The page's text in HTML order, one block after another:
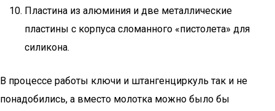
Пластина из алюминия и две металлические
пластины с корпуса сломанного «пистолета» для
силикона.
В процессе работы ключи и штангенциркуль так и не
понадобились, а вместо молотка можно было бы